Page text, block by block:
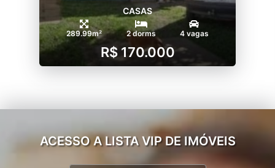
CASAS
289.99m² 2 dorms 4 vagas
R$ 170.000
ACESSO A LISTA VIP DE IMÓVEIS